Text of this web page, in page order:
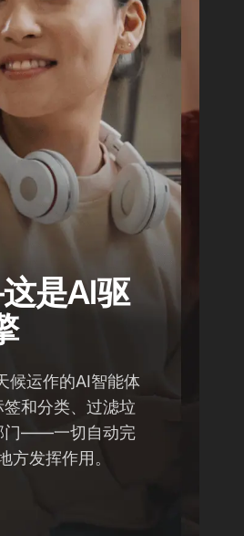
是AI驱
候运作的AI智能体
和分类、过滤垃
门——一切自动完
方发挥作用。